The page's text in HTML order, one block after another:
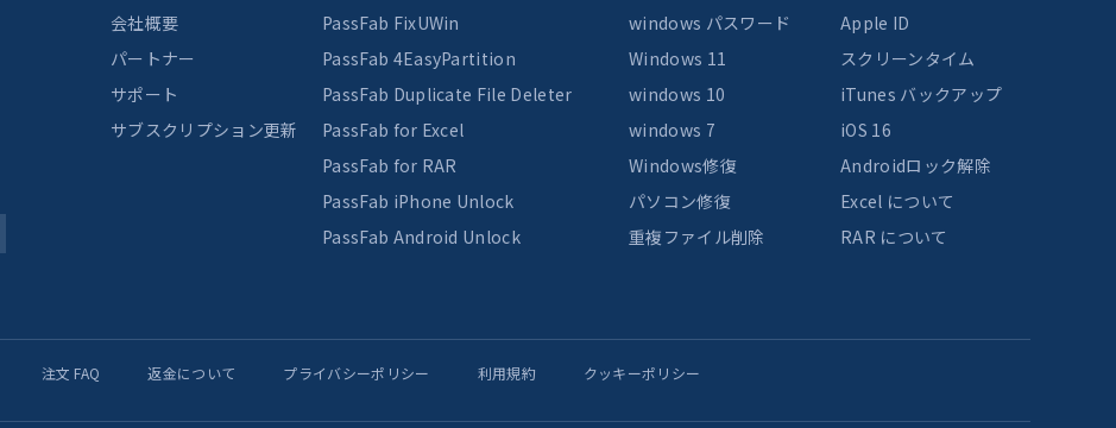
会社概要
パートナー
サポート
サブスクリプション更新
PassFab FixUWin
PassFab 4EasyPartition
PassFab Duplicate File Deleter
PassFab for Excel
PassFab for RAR
PassFab iPhone Unlock
PassFab Android Unlock
windows パスワード
Windows 11
windows 10
windows 7
Windows修復
パソコン修復
重複ファイル削除
Apple ID
スクリーンタイム
iTunes バックアップ
iOS 16
Androidロック解除
Excel について
RAR について
注文 FAQ 返金について プライバシーポリシー 利用規約 クッキーポリシー